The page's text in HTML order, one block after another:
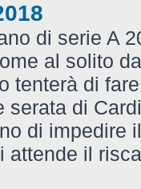
di serie A
al solito
tenterà di
serata di
di impedire
attende il